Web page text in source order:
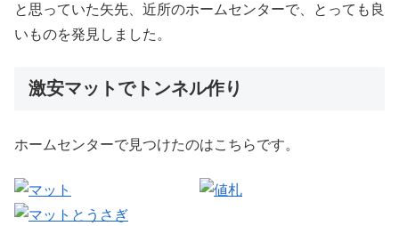
と思っていた矢先、近所のホームセンターで、とっても良
いものを発見しました。
激安マットでトンネル作り
ホームセンターで見つけたのはこちらです。